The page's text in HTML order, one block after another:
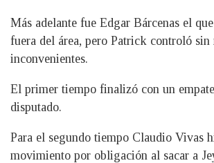
Más adelante fue Edgar Bárcenas el
fuera del área, pero Patrick controló sin
inconvenientes.
El primer tiempo finalizó con un
disputado.
Para el segundo tiempo Claudio Vivas
movimiento por obligación al sacar a